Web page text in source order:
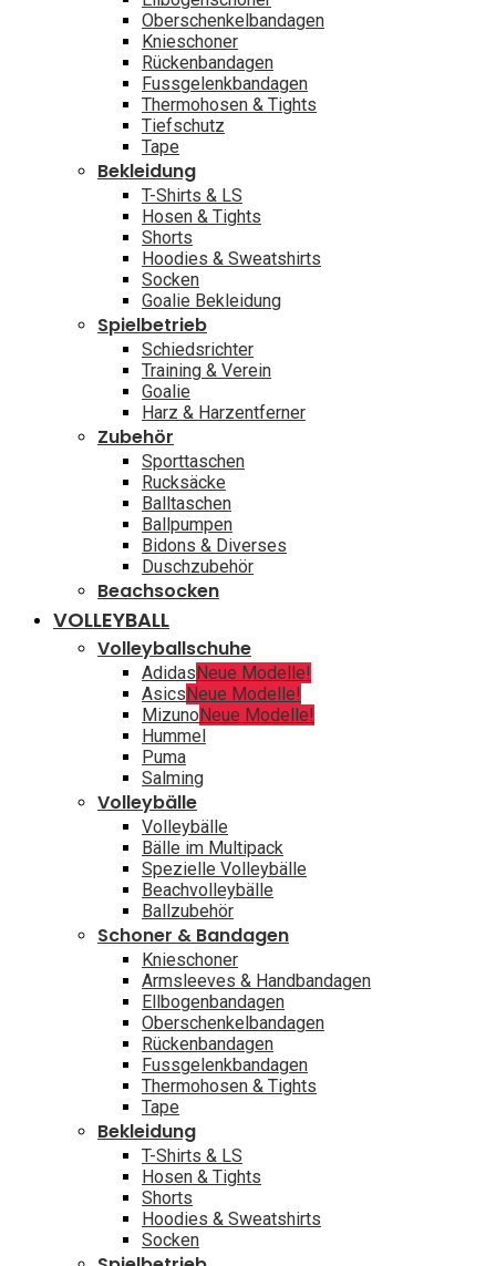
Oberschenkelbandagen
Knieschoner
Rückenbandagen
Fussgelenkbandagen
Thermohosen & Tights
Tiefschutz
Tape
Bekleidung
T-Shirts & LS
Hosen & Tights
Shorts
Hoodies & Sweatshirts
Socken
Goalie Bekleidung
Spielbetrieb
Schiedsrichter
Training & Verein
Goalie
Harz & Harzentferner
Zubehör
Sporttaschen
Rucksäcke
Balltaschen
Ballpumpen
Bidons & Diverses
Duschzubehör
Beachsocken
VOLLEYBALL
Volleyballschuhe
AdidasNeue Modelle!
AsicsNeue Modelle!
MizunoNeue Modelle!
Hummel
Puma
Salming
Volleybälle
Volleybälle
Bälle im Multipack
Spezielle Volleybälle
Beachvolleybälle
Ballzubehör
Schoner & Bandagen
Knieschoner
Armsleeves & Handbandagen
Ellbogenbandagen
Oberschenkelbandagen
Rückenbandagen
Fussgelenkbandagen
Thermohosen & Tights
Tape
Bekleidung
T-Shirts & LS
Hosen & Tights
Shorts
Hoodies & Sweatshirts
Socken